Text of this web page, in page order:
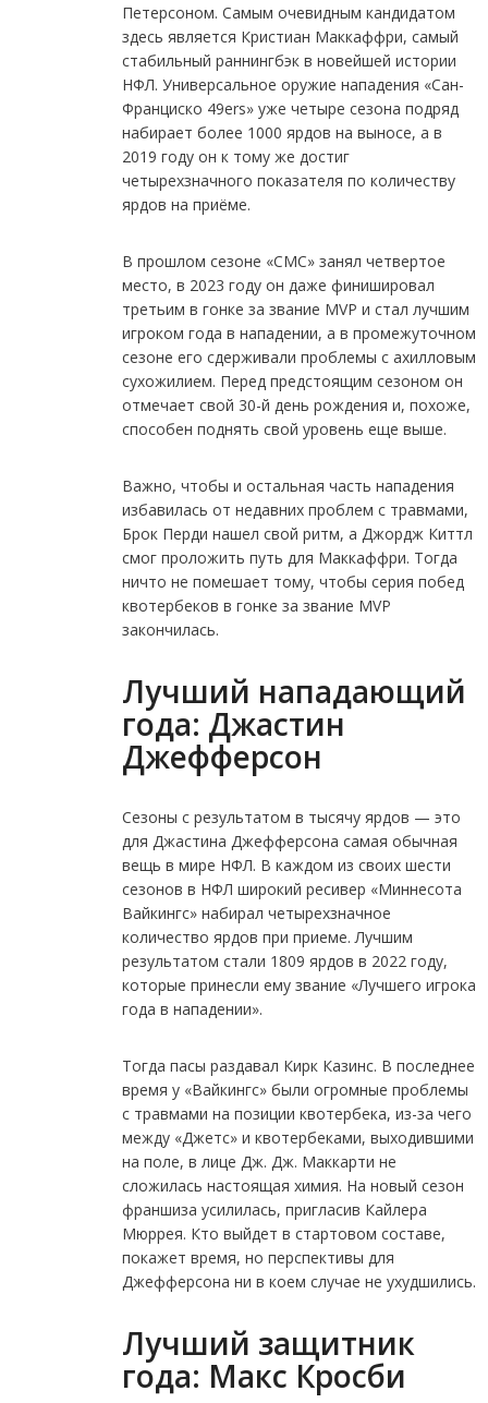
Петерсоном. Самым очевидным кандидатом
здесь является Кристиан Маккаффри, самый
стабильный раннингбэк в новейшей истории
НФЛ. Универсальное оружие нападения «Сан-
Франциско 49ers» уже четыре сезона подряд
набирает более 1000 ярдов на выносе, а в
2019 году он к тому же достиг
четырехзначного показателя по количеству
ярдов на приёме.
В прошлом сезоне «CMC» занял четвертое
место, в 2023 году он даже финишировал
третьим в гонке за звание MVP и стал лучшим
игроком года в нападении, а в промежуточном
сезоне его сдерживали проблемы с ахилловым
сухожилием. Перед предстоящим сезоном он
отмечает свой 30-й день рождения и, похоже,
способен поднять свой уровень еще выше.
Важно, чтобы и остальная часть нападения
избавилась от недавних проблем с травмами,
Брок Перди нашел свой ритм, а Джордж Киттл
смог проложить путь для Маккаффри. Тогда
ничто не помешает тому, чтобы серия побед
квотербеков в гонке за звание MVP
закончилась.
Лучший нападающий
года: Джастин
Джефферсон
Сезоны с результатом в тысячу ярдов — это
для Джастина Джефферсона самая обычная
вещь в мире НФЛ. В каждом из своих шести
сезонов в НФЛ широкий ресивер «Миннесота
Вайкингс» набирал четырехзначное
количество ярдов при приеме. Лучшим
результатом стали 1809 ярдов в 2022 году,
которые принесли ему звание «Лучшего игрока
года в нападении».
Тогда пасы раздавал Кирк Казинс. В последнее
время у «Вайкингс» были огромные проблемы
с травмами на позиции квотербека, из-за чего
между «Джетс» и квотербеками, выходившими
на поле, в лице Дж. Дж. Маккарти не
сложилась настоящая химия. На новый сезон
франшиза усилилась, пригласив Кайлера
Мюррея. Кто выйдет в стартовом составе,
покажет время, но перспективы для
Джефферсона ни в коем случае не ухудшились.
Лучший защитник
года: Макс Кросби